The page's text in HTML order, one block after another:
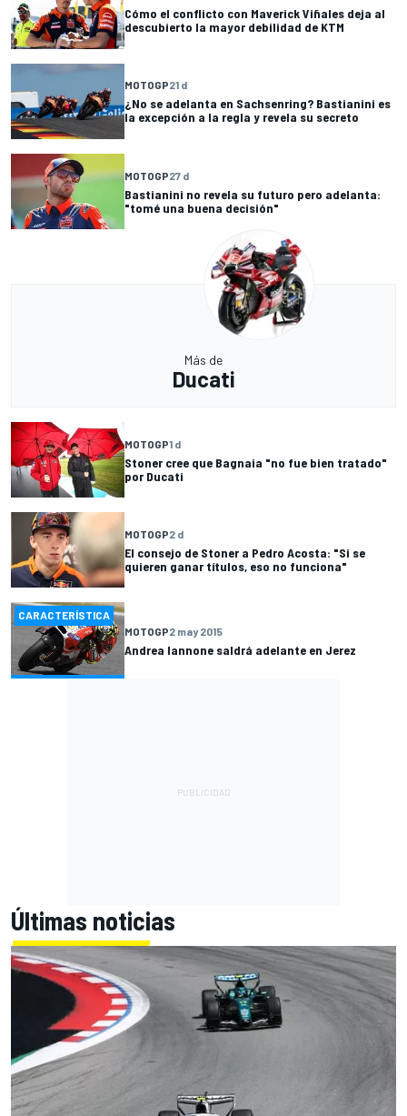
Cómo el conflicto con Maverick Viñales deja al
descubierto la mayor debilidad de KTM
MOTOGP21 d
¿No se adelanta en Sachsenring? Bastianini es
la excepción a la regla y revela su secreto
MOTOGP27 d
Bastianini no revela su futuro pero adelanta:
"tomé una buena decisión"
Más de
Ducati
MOTOGP1 d
Stoner cree que Bagnaia "no fue bien tratado"
por Ducati
MOTOGP2 d
El consejo de Stoner a Pedro Acosta: "Si se
quieren ganar títulos, eso no funciona"
CARACTERÍSTICA
MOTOGP2 may 2015
Andrea Iannone saldrá adelante en Jerez
Últimas noticias